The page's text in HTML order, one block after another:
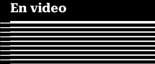
En video